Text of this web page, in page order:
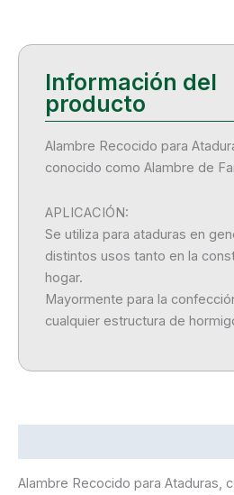
Alambre Recocido para
conocido como Alambre de
APLICACIÓN:
Se utiliza para ataduras en
distintos usos tanto en la
hogar.
Mayormente para la
cualquier estructura de
Alambre Recocido para Ataduras,